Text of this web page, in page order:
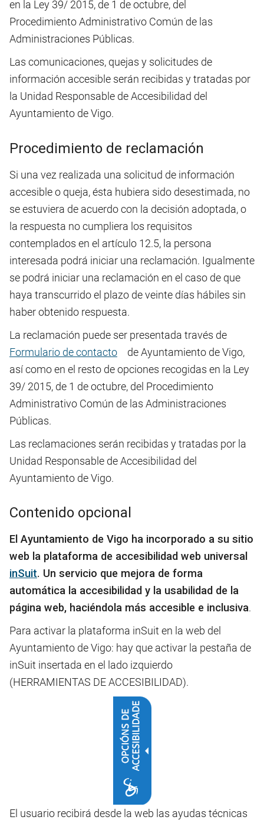
en la Ley 39/ 2015, de 1 de octubre, del
Procedimiento Administrativo Común de las
Administraciones Públicas.
Las comunicaciones, quejas y solicitudes de
información accesible serán recibidas y tratadas por
la Unidad Responsable de Accesibilidad del
Ayuntamiento de Vigo.
Procedimiento de reclamación
Si una vez realizada una solicitud de información
accesible o queja, ésta hubiera sido desestimada, no
se estuviera de acuerdo con la decisión adoptada, o
la respuesta no cumpliera los requisitos
contemplados en el artículo 12.5, la persona
interesada podrá iniciar una reclamación. Igualmente
se podrá iniciar una reclamación en el caso de que
haya transcurrido el plazo de veinte días hábiles sin
haber obtenido respuesta.
La reclamación puede ser presentada través de
Formulario de contacto
deAyuntamiento de Vigo,
así como en el resto de opciones recogidas en la Ley
39/ 2015, de 1 de octubre, del Procedimiento
Administrativo Común de las Administraciones
Públicas.
Las reclamaciones serán recibidas y tratadas por la
Unidad Responsable de Accesibilidad del
Ayuntamiento de Vigo.
Contenido opcional
El Ayuntamiento de Vigo ha incorporado a su sitio
web la plataforma de accesibilidad web universal
inSuit. Un servicio que mejora de forma
automática la accesibilidad y la usabilidad de la
página web, haciéndola más accesible e inclusiva.
Para activar la plataforma inSuit en la web del
Ayuntamiento de Vigo: hay que activar la pestaña de
inSuit insertada en el lado izquierdo
(HERRAMIENTAS DE ACCESIBILIDAD).
El usuario recibirá desde la web las ayudas técnicas